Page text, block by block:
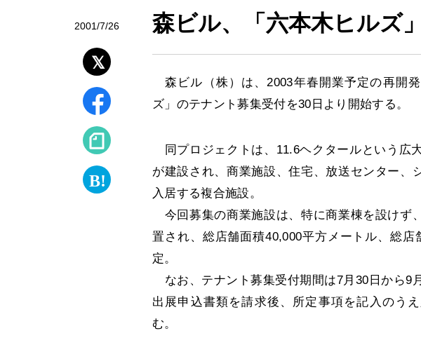
2001/7/26 森ビル、「六本木ヒルズ
森ビル（株）は、2003年春開業予定の再開
ズ」のテナント募集受付を30日より開始する。
同プロジェクトは、11.6ヘクタールという広
が建設され、商業施設、住宅、放送センター、
入居する複合施設。
今回募集の商業施設は、特に商業棟を設けず
置され、総店舗面積40,000平方メートル、総
定。
なお、テナント募集受付期間は7月30日から9
出展申込書類を請求後、所定事項を記入のう
む。